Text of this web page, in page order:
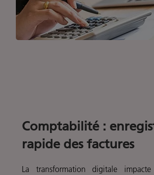
Comptabilité :
rapide des factures
La transformation digitale